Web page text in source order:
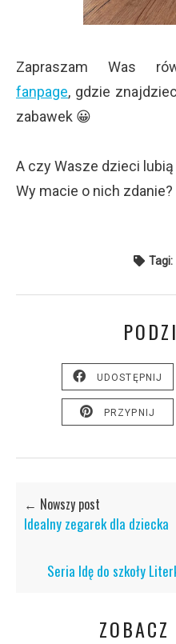
Zapraszam Was
fanpage, gdzie
zabawek 😀
A czy Wasze dzieci
Wy macie o nich zdanie?
Tagi:
UDOSTĘPNIJ
PRZYPNIJ
← Nowszy post
Idealny zegarek dla dziecka
Seria Idę do szkoły